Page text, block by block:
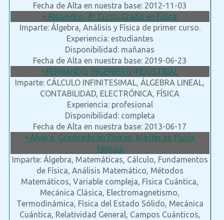
Fecha de Alta en nuestra base: 2012-11-03
• Alejandro, 4º Curso Grado en Física
Imparte: Álgebra, Análisis y Física de primer curso.
Experiencia: estudiantes
Disponibilidad: mañanas
Fecha de Alta en nuestra base: 2019-06-23
• FERNANDO, INGENIERO INDUSTRIAL
Imparte: CÁLCULO INFINITESIMAL, ÁLGEBRA LINEAL,
CONTABILIDAD, ELECTRÓNICA, FÍSICA
Experiencia: profesional
Disponibilidad: completa
Fecha de Alta en nuestra base: 2013-06-17
• Álvaro, Graduado en Físicas, Máster en Física
Teórica
Imparte: Álgebra, Matemáticas, Cálculo, Fundamentos
de Física, Análisis Matemático, Métodos
Matemáticos, Variable compleja, Física Cuántica,
Mecánica Clásica, Electromagnetismo,
Termodinámica, Física del Estado Sólido, Mecánica
Cuántica, Relatividad General, Campos Cuánticos,